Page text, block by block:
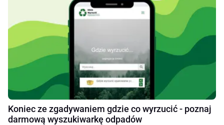
Koniec ze zgadywaniem gdzie co wyrzucić - poznaj
darmową wyszukiwarkę odpadów